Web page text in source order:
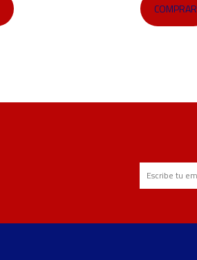
COMPRAR